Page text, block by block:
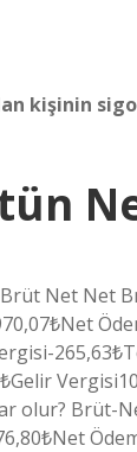
kişinin
Net Net
olur? Brüt-